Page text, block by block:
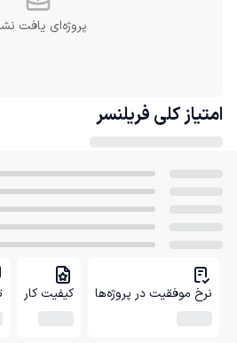
پروژه‌ای یافت
امتیاز کلی فریلنسر
نرخ موفقیت در پروژه‌ها کیفیت کار